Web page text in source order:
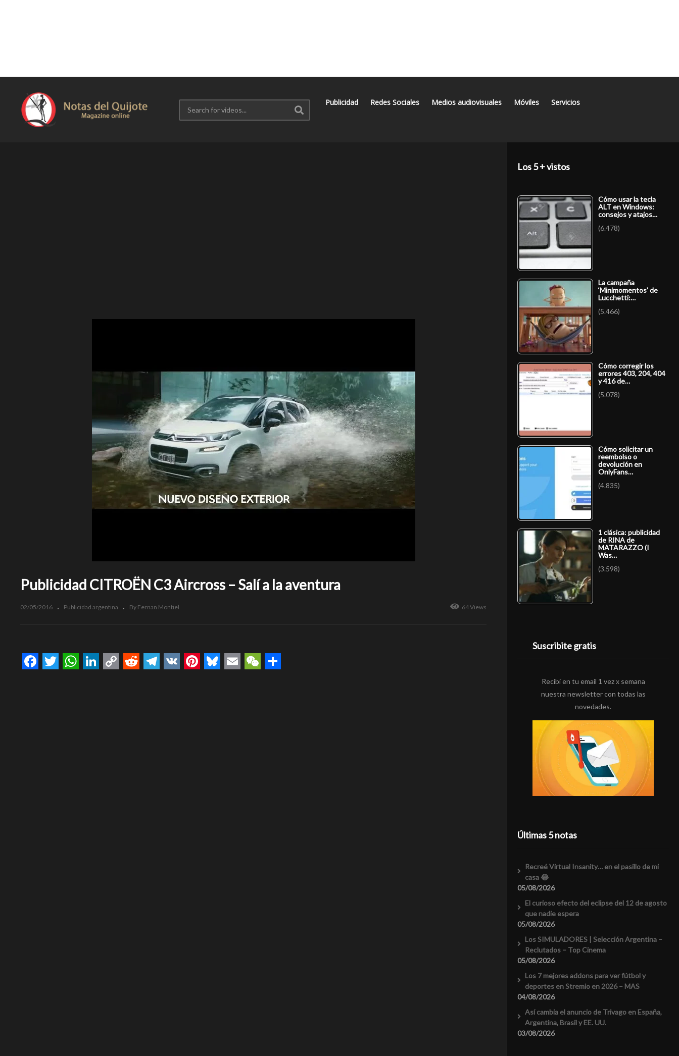
Publicidad Redes Sociales Medios audiovisuales Móviles Servicios
Publicidad CITROËN C3 Aircross – Salí a la aventura
02/05/2016 Publicidad argentina By Fernan Montiel 64 Views
Los 5 + vistos
Cómo usar la tecla
ALT en Windows:
consejos y atajos…
(6.478)
La campaña
‘Minimomentos’ de
Lucchetti:…
(5.466)
Cómo corregir los
errores 403, 204, 404
y 416 de…
(5.078)
Cómo solicitar un
reembolso o
devolución en
OnlyFans…
(4.835)
1 clásica: publicidad
de RINA de
MATARAZZO (I
Was…
(3.598)
Suscribite gratis
Recibí en tu email 1 vez x semana
nuestra newsletter con todas las
novedades.
Últimas 5 notas
Recreé Virtual Insanity… en el pasillo de mi
casa 😂
05/08/2026
El curioso efecto del eclipse del 12 de agosto
que nadie espera
05/08/2026
Los SIMULADORES | Selección Argentina –
Reclutados – Top Cinema
05/08/2026
Los 7 mejores addons para ver fútbol y
deportes en Stremio en 2026 – MAS
04/08/2026
Así cambia el anuncio de Trivago en España,
Argentina, Brasil y EE. UU.
03/08/2026